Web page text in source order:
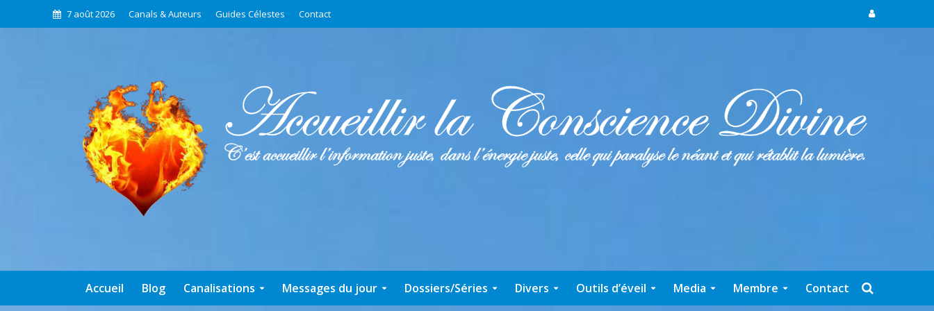
7 août 2026 Canals & Auteurs Guides Célestes Contact
Accueil Blog Canalisations Messages du jour Dossiers/Séries Divers Outils d’éveil Media Membre Contact